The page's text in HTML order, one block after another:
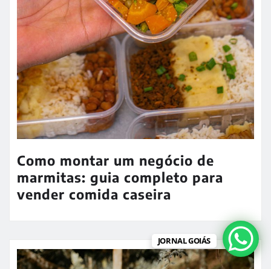
Como montar um negócio de
marmitas: guia completo para
vender comida caseira
JORNAL GOIÁS